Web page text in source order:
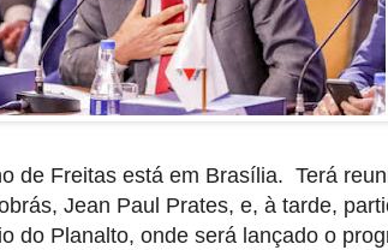
de Freitas está em Brasília. Terá
Jean Paul Prates, e, à tarde,
do Planalto, onde será lançado o